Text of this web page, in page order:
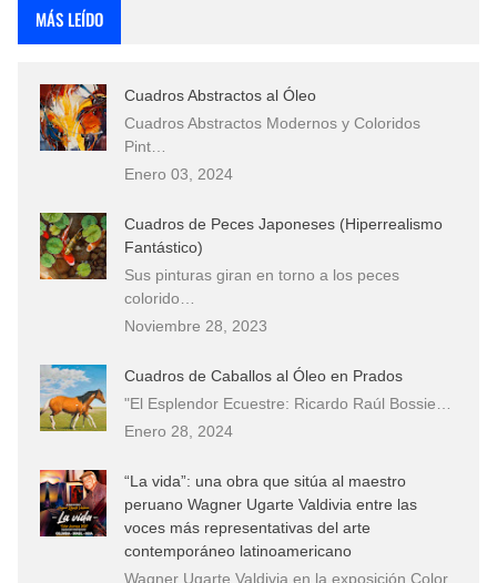
MÁS LEÍDO
Cuadros Abstractos al Óleo
Cuadros Abstractos Modernos y Coloridos
Pint…
Enero 03, 2024
Cuadros de Peces Japoneses (Hiperrealismo
Fantástico)
Sus pinturas giran en torno a los peces
colorido…
Noviembre 28, 2023
Cuadros de Caballos al Óleo en Prados
"El Esplendor Ecuestre: Ricardo Raúl Bossie…
Enero 28, 2024
“La vida”: una obra que sitúa al maestro
peruano Wagner Ugarte Valdivia entre las
voces más representativas del arte
contemporáneo latinoamericano
Wagner Ugarte Valdivia en la exposición Color